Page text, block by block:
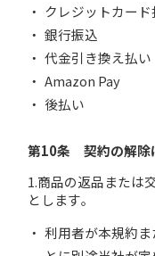
クレジットカード
銀行振込
代金引き換え払い
Amazon Pay
後払い
第10条 契約の解除
1.商品の返品または
とします｡
利用者が本規約